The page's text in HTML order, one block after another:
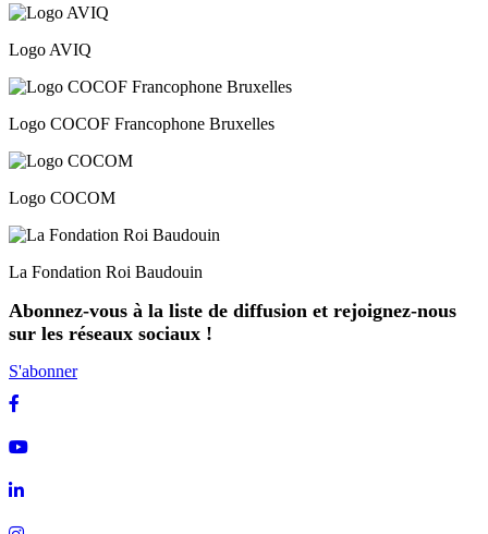
Logo AVIQ
Logo COCOF Francophone Bruxelles
Logo COCOM
La Fondation Roi Baudouin
Abonnez-vous à la liste de diffusion et rejoignez-nous
sur les réseaux sociaux !
S'abonner